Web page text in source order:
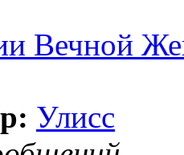
Вечной
Улисс